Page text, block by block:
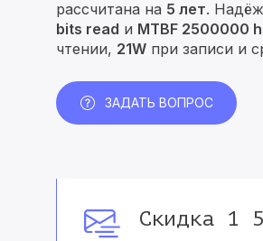
рассчитана на 5 лет.
bits read и MTBF 2500000
чтении, 21W при записи и
ЗАДАТЬ ВОПРОС
Скидка 1